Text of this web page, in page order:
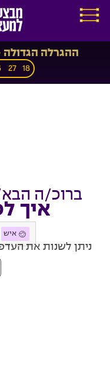
ההגרלה הגדולה - 7500 ₪ לרכישת
27 18
ברוכ/ה
איך
איש
ניתן לשנות את